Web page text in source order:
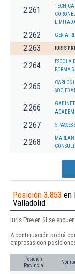
2.261
2.262
2.263 IURIS
2.264
ESCOLA
FORMA
2.265
CARLOS
2.266
2.267 5 PASSES
2.268
Posición 3.853 en
Valladolid
Iuris Preven Sl se
A continuación podrá
empresas con
Posición
Provincia